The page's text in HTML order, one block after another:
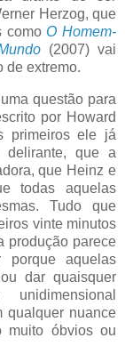
Herzog, que
como O Homem-
(2007) vai
de extremo.
questão para
por Howard
primeiros ele já
delirante, que a
que Heinz e
todas aquelas
Tudo que
vinte minutos
produção parece
porque aquelas
dar quaisquer
qualquer nuance
muito óbvios ou